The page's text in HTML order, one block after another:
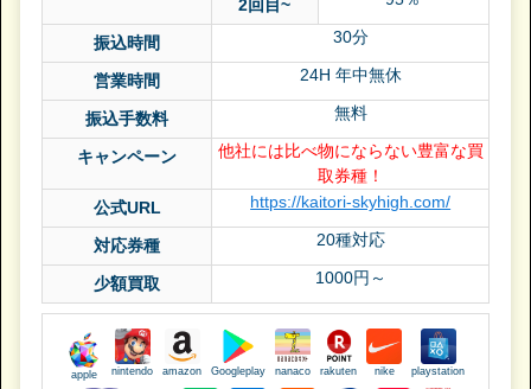
2回目~
振込時間 30分
営業時間 24H 年中無休
振込手数料 無料
キャンペーン
他社には比べ物にならない豊富な買
取券種！
公式URL
https://kaitori-skyhigh.com/
対応券種 20種対応
少額買取 1000円～
apple nintendo amazon Googleplay nanaco rakuten nike playstation